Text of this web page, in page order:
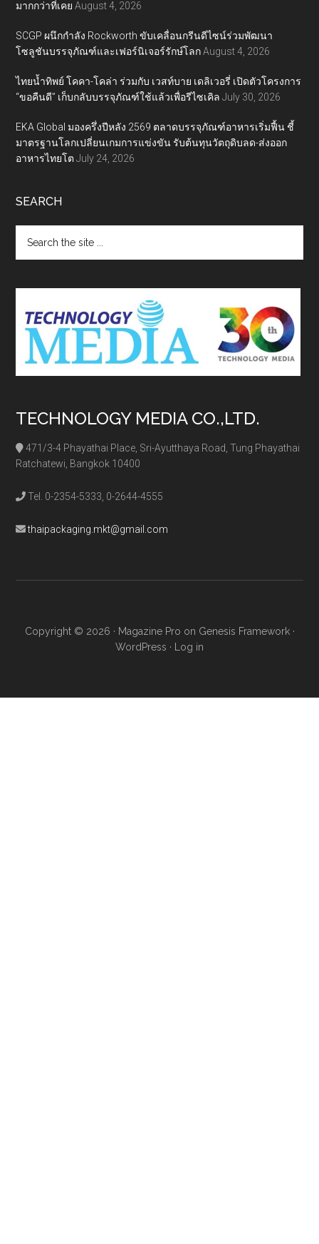
มากกว่าที่เคย August 4, 2026
SCGP ผนึกกำลัง Rockworth ขับเคลื่อนกรีนดีไซน์ร่วมพัฒนา
โซลูชันบรรจุภัณฑ์และเฟอร์นิเจอร์รักษ์โลก August 4, 2026
ไทยน้ำทิพย์ โคคา-โคล่า ร่วมกับ เวสท์บาย เดลิเวอรี่ เปิดตัวโครงการ
“ขอคืนดี” เก็บกลับบรรจุภัณฑ์ใช้แล้วเพื่อรีไซเคิล July 30, 2026
EKA Global มองครึ่งปีหลัง 2569 ตลาดบรรจุภัณฑ์อาหารเริ่มฟื้น ชี้
มาตรฐานโลกเปลี่ยนเกมการแข่งขัน รับต้นทุนวัตถุดิบลด-ส่งออก
อาหารไทยโต July 24, 2026
SEARCH
the
TECHNOLOGY MEDIA CO.,LTD.
471/3-4 Phayathai Place, Sri-Ayutthaya Road, Tung Phayathai
Ratchatewi, Bangkok 10400
Tel. 0-2354-5333, 0-2644-4555
thaipackaging.mkt@gmail.com
Copyright © 2026 · Magazine Pro on Genesis Framework·
WordPress · Log in